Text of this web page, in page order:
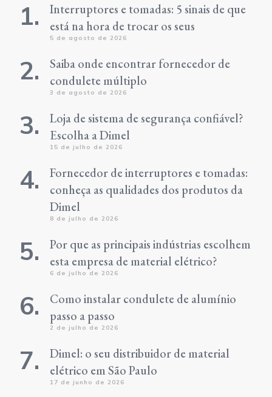
Interruptores e tomadas: 5 sinais de que
está na hora de trocar os seus
5 de agosto de 2026
Saiba onde encontrar fornecedor de
condulete múltiplo
3 de agosto de 2026
Loja de sistema de segurança confiável?
Escolha a Dimel
15 de julho de 2026
Fornecedor de interruptores e tomadas:
conheça as qualidades dos produtos da
Dimel
8 de julho de 2026
Por que as principais indústrias escolhem
esta empresa de material elétrico?
6 de julho de 2026
Como instalar condulete de alumínio
passo a passo
2 de julho de 2026
Dimel: o seu distribuidor de material
elétrico em São Paulo
17 de junho de 2026